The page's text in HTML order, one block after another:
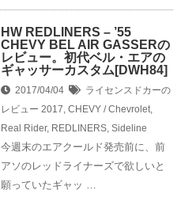
HW REDLINERS – ’55
CHEVY BEL AIR GASSERの
レビュー。初代ベル・エアの
ギャッサーカスタム[DWH84]
2017/04/04
ライセンスドカーの
レビュー 2017, CHEVY / Chevrolet,
Real Rider, REDLINERS, Sideline
今週末のエアクールド発売前に、前
アソのレッドライナーズで欲しいと
願っていたギャッ …